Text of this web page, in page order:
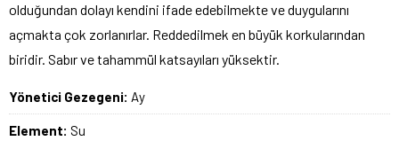
olduğundan dolayı kendini ifade edebilmekte ve duygularını
açmakta çok zorlanırlar. Reddedilmek en büyük korkularından
biridir. Sabır ve tahammül katsayıları yüksektir.
Yönetici Gezegeni: Ay
Element: Su